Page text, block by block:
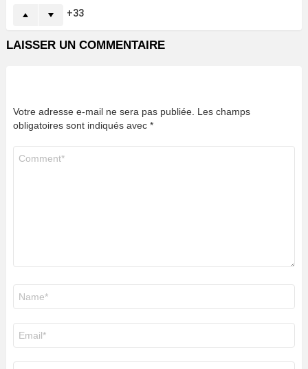
33
LAISSER UN COMMENTAIRE
Votre adresse e-mail ne sera pas publiée. Les champs
obligatoires sont indiqués avec *
mail
*